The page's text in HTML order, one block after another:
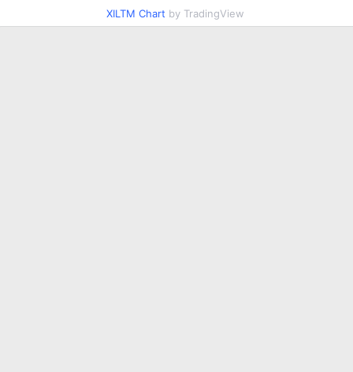
XILTM Chart by TradingView